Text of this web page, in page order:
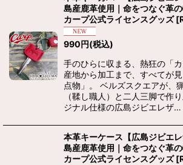
島産鹿革使用｜命をつなぐ革
カープ公式ライセンスグッズ [
990円(税込)
手のひらに収まる、熱狂の「カ
産地から加工まで、すべてが
点物」。 ベルズスクエアが、
（鞣し職人）と二人三脚で作
ジナル仕様の広島ジビエレザ…
本革キーケース【広島ジビエ
島産鹿革使用｜命をつなぐ革
カープ公式ライセンスグッズ [